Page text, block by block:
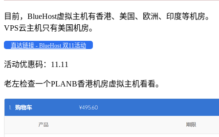
目前，BlueHost虚拟主机有香港、美国、欧洲、印度等机房。
VPS云主机只有美国机房。
直达链接 - BlueHost 双11活动
活动优惠码： 11.11
老左检查一个PLANB香港机房虚拟主机看看。